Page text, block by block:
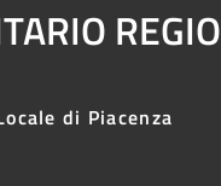
di Piacenza